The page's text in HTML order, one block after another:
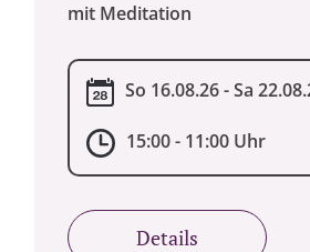
mit Meditation
So 16.08.26 - Sa
15:00 - 11:00 Uhr
Details